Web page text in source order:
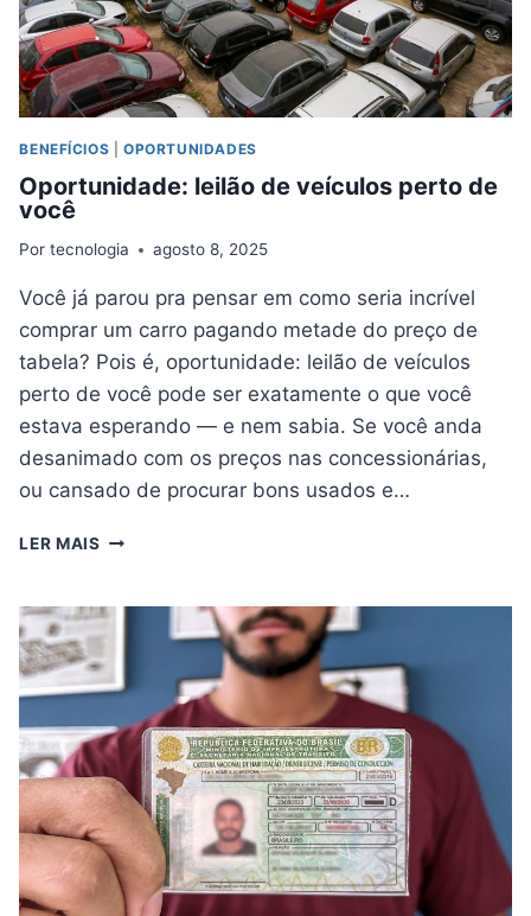
BENEFÍCIOS |OPORTUNIDADES
Oportunidade: leilão de veículos perto de
você
Por tecnologia agosto 8, 2025
Você já parou pra pensar em como seria incrível
comprar um carro pagando metade do preço de
tabela? Pois é, oportunidade: leilão de veículos
perto de você pode ser exatamente o que você
estava esperando — e nem sabia. Se você anda
desanimado com os preços nas concessionárias,
ou cansado de procurar bons usados e…
LER MAIS OPORTUNIDADE:
VEÍCULOS
PERTO
DE
VOCÊ